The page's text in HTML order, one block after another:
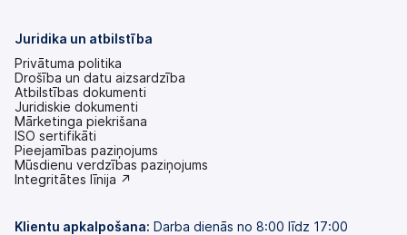
Juridika un atbilstība
Privātuma politika
Drošība un datu aizsardzība
Atbilstības dokumenti
Juridiskie dokumenti
Mārketinga piekrišana
ISO sertifikāti
Pieejamības paziņojums
(tiek
atvērts
Mūsdienu verdzības paziņojums
(tiek
cilnē)
Integritātes līnija ↗
Klientu apkalpošana: Darba dienās no 8:00 līdz 17:00